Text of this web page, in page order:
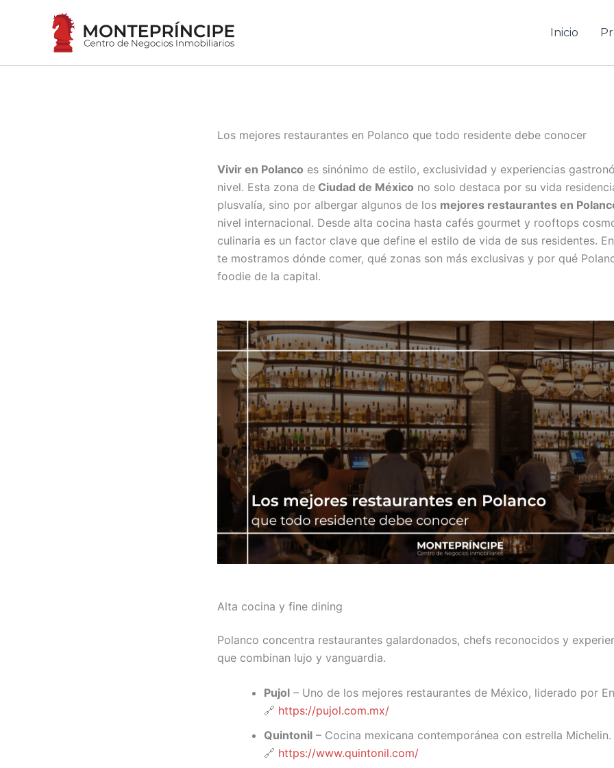
Inicio
Los mejores restaurantes en Polanco que todo residente debe conocer
Vivir en Polanco es sinónimo de estilo, exclusividad y experiencias
nivel. Esta zona de Ciudad de México no solo destaca por su vida
plusvalía, sino por albergar algunos de los mejores restaurantes en
nivel internacional. Desde alta cocina hasta cafés gourmet y rooftops
culinaria es un factor clave que define el estilo de vida de sus residentes.
te mostramos dónde comer, qué zonas son más exclusivas y por qué
foodie de la capital.
Alta cocina y fine dining
Polanco concentra restaurantes galardonados, chefs reconocidos y
que combinan lujo y vanguardia.
Pujol – Uno de los mejores restaurantes de México, liderado por
🔗 https://pujol.com.mx/
Quintonil – Cocina mexicana contemporánea con estrella Michelin.
🔗 https://www.quintonil.com/